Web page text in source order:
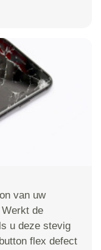
van uw
de
u deze stevig
flex defect